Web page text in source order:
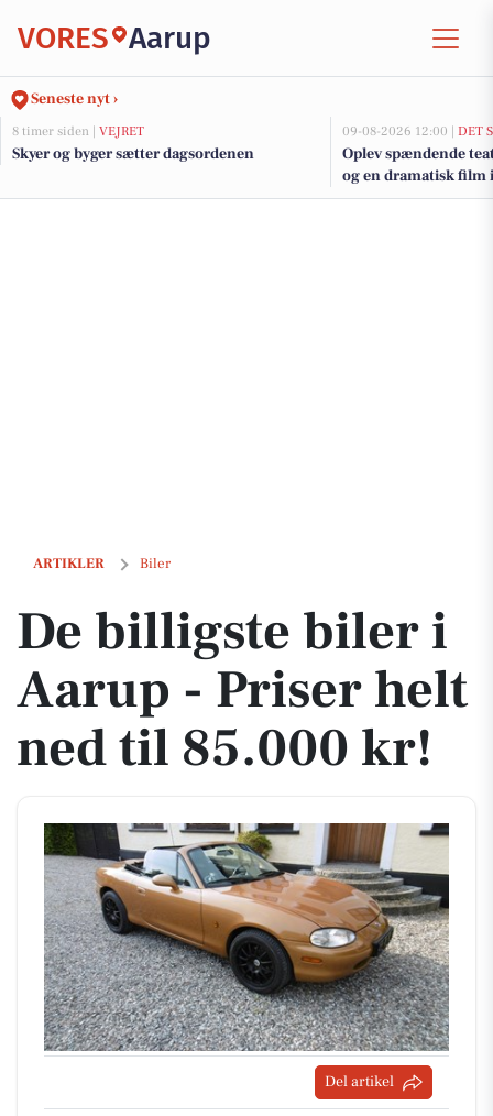
VORES Aarup
Seneste nyt ›
8 timer siden | VEJRET
Skyer og byger sætter dagsordenen
09-08-2026 12:00 | DET
Oplev spændende
og en dramatisk film
kommende uge
ARTIKLER Biler
De billigste biler i Aarup - Priser helt ned til 85.000 kr!
De billigste biler i
Aarup - Priser helt
ned til 85.000 kr!
Del artikel